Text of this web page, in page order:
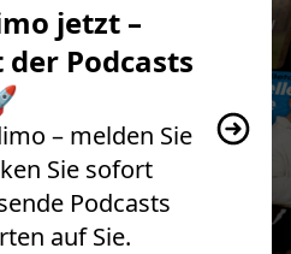
jetzt –
Podcasts
– melden Sie
Sie sofort
Podcasts
auf Sie.